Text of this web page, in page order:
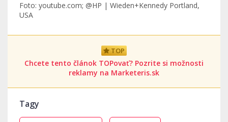
Foto: youtube.com; @HP | Wieden+Kennedy Portland,
USA
TOP
Chcete tento článok TOPovať? Pozrite si možnosti
reklamy na Marketeris.sk
Tagy